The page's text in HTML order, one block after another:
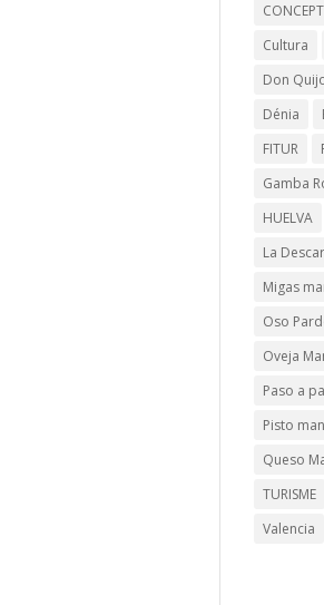
Cultura
Don
Dénia
FITUR
Gamba
HUELVA
La
Migas
Oso
Oveja
Paso a
Pisto
Queso
TURISME
Valencia